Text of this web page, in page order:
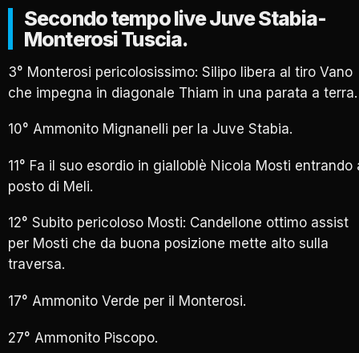
Secondo tempo live Juve Stabia-
Monterosi Tuscia.
3° Monterosi pericolosissimo: Silipo libera al tiro Vano
che impegna in diagonale Thiam in una parata a terra.
10° Ammonito Mignanelli per la Juve Stabia.
11° Fa il suo esordio in gialloblè Nicola Mosti entrando
posto di Meli.
12° Subito pericoloso Mosti: Candellone ottimo assist
per Mosti che da buona posizione mette alto sulla
traversa.
17° Ammonito Verde per il Monterosi.
27° Ammonito Piscopo.